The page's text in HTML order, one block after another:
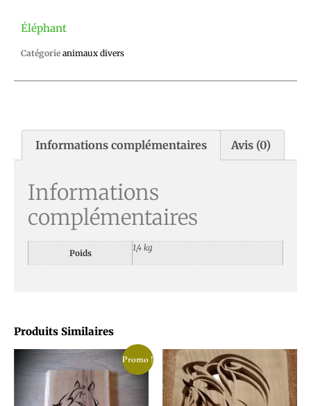
Produits Similaires
Promo !
Éléphant
Catégorie animaux divers
Informations complémentaires Avis (0)
Informations
complémentaires
Poids
1,4 kg